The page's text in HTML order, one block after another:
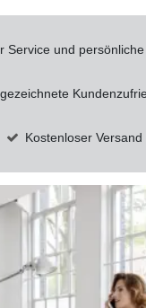
Service und
Kostenloser Versand